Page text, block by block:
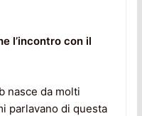
l’incontro con il
nasce da molti
parlavano di questa